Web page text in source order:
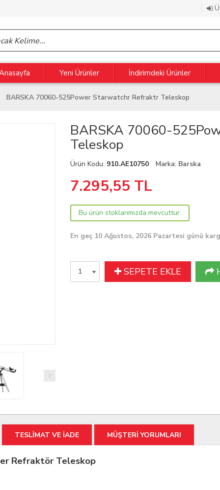
Yeni Ürünler İndirimdeki Ürünler
BARSKA 70060-525Power Starwatchr Refraktr Teleskop
BARSKA 70060-
Teleskop
Ürün Kodu: 910.AE10750 Marka: Barska
7.295,55 TL
Bu ürün stoklarımızda mevcuttur.
En geç 10 Ağustos, 2026 Pazartesi günü
SEPETE EKLE
TESLİMAT VE İADE MÜŞTERİ YORUMLARI
Refraktör Teleskop